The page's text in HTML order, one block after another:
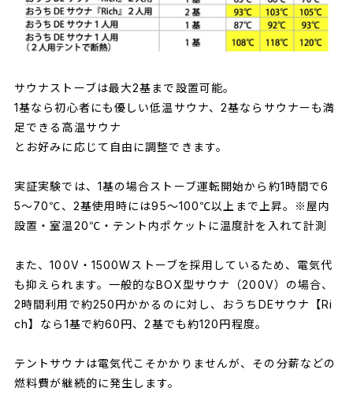
サウナストーブは最大2基まで設置可能。
1基なら初心者にも優しい低温サウナ、2基ならサウナーも満
足できる高温サウナ
とお好みに応じて自由に調整できます。
実証実験では、1基の場合ストーブ運転開始から約1時間で6
5〜70℃、2基使用時には95〜100℃以上まで上昇。※屋内
設置・室温20℃・テント内ポケットに温度計を入れて計測
また、100V・1500Wストーブを採用しているため、電気代
も抑えられます。一般的なBOX型サウナ（200V）の場合、
2時間利用で約250円かかるのに対し、おうちDEサウナ【Ri
ch】なら1基で約60円、2基でも約120円程度。
テントサウナは電気代こそかかりませんが、その分薪などの
燃料費が継続的に発生します。